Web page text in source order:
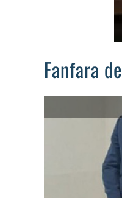
Fanfara